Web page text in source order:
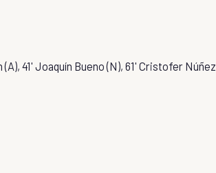
41' Joaquín Bueno (N), 61' Cristofer Núñez